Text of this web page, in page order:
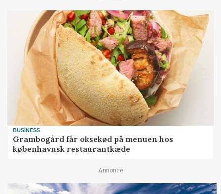
BUSINESS
Grambogård får oksekød på menuen hos
københavnsk restaurantkæde
Annonce
KULTUR